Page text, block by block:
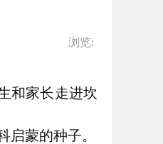
浏览:
和家长走进坎
蒙的种子。